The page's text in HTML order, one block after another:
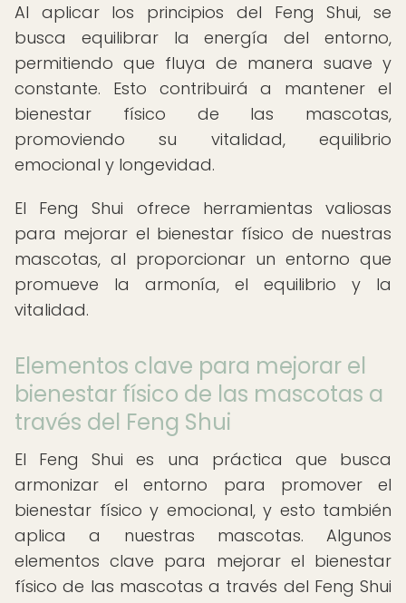
Al aplicar los principios del Feng Shui, se
busca equilibrar la energía del entorno,
permitiendo que fluya de manera suave y
constante. Esto contribuirá a mantener el
bienestar físico de las mascotas,
promoviendo su vitalidad, equilibrio
emocional y longevidad.
El Feng Shui ofrece herramientas valiosas
para mejorar el bienestar físico de nuestras
mascotas, al proporcionar un entorno que
promueve la armonía, el equilibrio y la
vitalidad.
Elementos clave para mejorar el
bienestar físico de las mascotas a
través del Feng Shui
El Feng Shui es una práctica que busca
armonizar el entorno para promover el
bienestar físico y emocional, y esto también
aplica a nuestras mascotas. Algunos
elementos clave para mejorar el bienestar
físico de las mascotas a través del Feng Shui